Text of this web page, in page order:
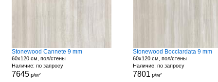
Stonewood Cannete 9 mm
60x120 см, пол/стены
Наличие: по запросу
7645р/м²
Stonewood Bocciardata 9 mm
60x120 см, пол/стены
Наличие: по запросу
7801 р/м²